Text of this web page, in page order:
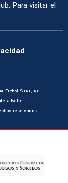
Para visitar el
Futbol Sites, es
a Better
reservados.